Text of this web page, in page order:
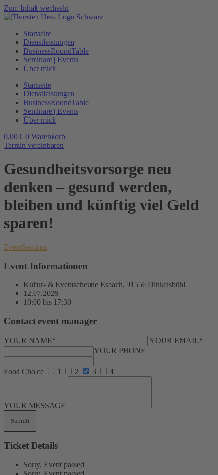
Zum Inhalt wechseln
Startseite
Dienstleistungen
BusinessRoundTable
Seminare | Events
Über mich
Startseite
Dienstleistungen
BusinessRoundTable
Seminare | Events
Über mich
0,00 € 0 Warenkorb
Termin vereinbaren
Gesundheitsvorsorge neu
denken – gesund werden,
bleiben und künftig viel Geld
sparen!
EventSeminar
Event Informationen
Kultur- & Eventscheune Esbach, 91550 Dinkelsbühl
12.07.2026
10:00 bis 17:30
Contact event manager
YOUR NAME*
YOUR EMAIL*
YOUR PHONE
Food Choice 1 2 3 4
YOUR MESSAGE
Ticket Details
Sorry, Event passed